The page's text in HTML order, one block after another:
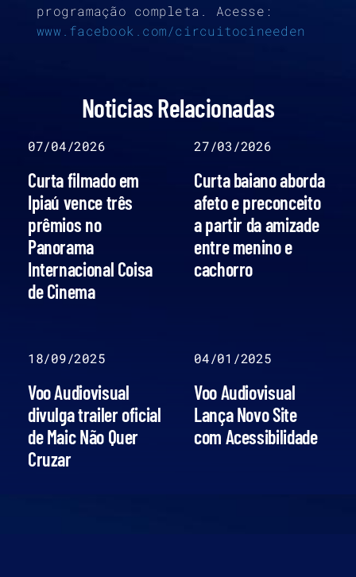
programação completa. Acesse:
www.facebook.com/circuitocineeden
Noticias Relacionadas
07/04/2026
Curta filmado em
Ipiaú vence três
prêmios no
Panorama
Internacional Coisa
de Cinema
27/03/2026
Curta baiano aborda
afeto e preconceito
a partir da amizade
entre menino e
cachorro
18/09/2025
Voo Audiovisual
divulga trailer oficial
de Maic Não Quer
Cruzar
04/01/2025
Voo Audiovisual
Lança Novo Site
com Acessibilidade